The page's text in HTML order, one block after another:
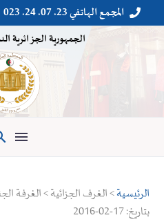

 المجمع الهاتفي 23. 07. 24. 023
الجمهورية الجزائرية
الرئيسية
بتاريخ: 17-02-2016